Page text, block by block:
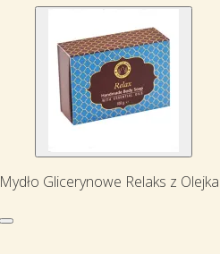
Mydło Glicerynowe Relaks z